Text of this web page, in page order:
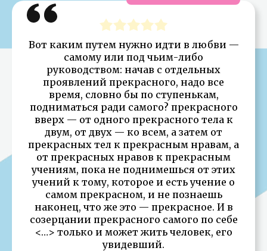
Вот каким путем нужно идти в любви —
самому или под чьим-либо
руководством: начав с отдельных
проявлений прекрасного, надо все
время, словно бы по ступенькам,
подниматься ради самого? прекрасного
вверх — от одного прекрасного тела к
двум, от двух — ко всем, а затем от
прекрасных тел к прекрасным нравам, а
от прекрасных нравов к прекрасным
учениям, пока не поднимешься от этих
учений к тому, которое и есть учение о
самом прекрасном, и не познаешь
наконец, что же это — прекрасное. И в
созерцании прекрасного самого по себе
<…> только и может жить человек, его
увидевший.